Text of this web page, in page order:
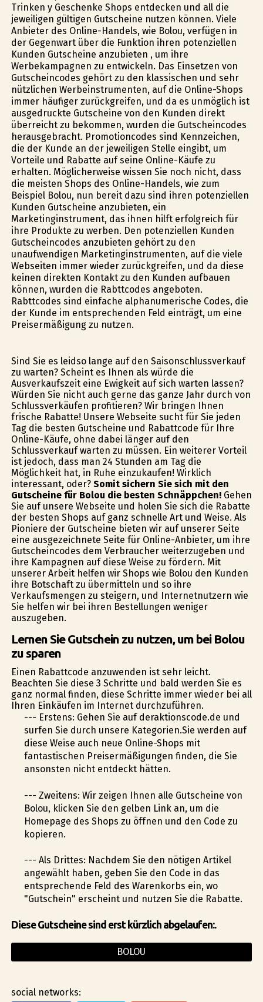
Trinken y Geschenke Shops entdecken und all die
jeweiligen gültigen Gutscheine nutzen können. Viele
Anbieter des Online-Handels, wie Bolou, verfügen in
der Gegenwart über die Funktion ihren potenziellen
Kunden Gutscheine anzubieten , um ihre
Werbekampagnen zu entwickeln. Das Einsetzen von
Gutscheincodes gehört zu den klassischen und sehr
nützlichen Werbeinstrumenten, auf die Online-Shops
immer häufiger zurückgreifen, und da es unmöglich ist
ausgedruckte Gutscheine von den Kunden direkt
überreicht zu bekommen, wurden die Gutscheincodes
herausgebracht. Promotioncodes sind Kennzeichen,
die der Kunde an der jeweiligen Stelle eingibt, um
Vorteile und Rabatte auf seine Online-Käufe zu
erhalten. Möglicherweise wissen Sie noch nicht, dass
die meisten Shops des Online-Handels, wie zum
Beispiel Bolou, nun bereit dazu sind ihren potenziellen
Kunden Gutscheine anzubieten, ein
Marketinginstrument, das ihnen hilft erfolgreich für
ihre Produkte zu werben. Den potenziellen Kunden
Gutscheincodes anzubieten gehört zu den
unaufwendigen Marketinginstrumenten, auf die viele
Webseiten immer wieder zurückgreifen, und da diese
keinen direkten Kontakt zu den Kunden aufbauen
können, wurden die Rabttcodes angeboten.
Rabttcodes sind einfache alphanumerische Codes, die
der Kunde im entsprechenden Feld einträgt, um eine
Preisermäßigung zu nutzen.
Sind Sie es leidso lange auf den Saisonschlussverkauf
zu warten? Scheint es Ihnen als würde die
Ausverkaufszeit eine Ewigkeit auf sich warten lassen?
Würden Sie nicht auch gerne das ganze Jahr durch von
Schlussverkäufen profitieren? Wir bringen Ihnen
frische Rabatte! Unsere Webseite sucht für Sie jeden
Tag die besten Gutscheine und Rabattcode für Ihre
Online-Käufe, ohne dabei länger auf den
Schlussverkauf warten zu müssen. Ein weiterer Vorteil
ist jedoch, dass man 24 Stunden am Tag die
Möglichkeit hat, in Ruhe einzukaufen! Wirklich
interessant, oder? Somit sichern Sie sich mit den
Gutscheine für Bolou die besten Schnäppchen!Gehen
Sie auf unsere Webseite und holen Sie sich die Rabatte
der besten Shops auf ganz schnelle Art und Weise. Als
Pioniere der Gutscheine bieten wir auf unserer Seite
eine ausgezeichnete Seite für Online-Anbieter, um ihre
Gutscheincodes dem Verbraucher weiterzugeben und
ihre Kampagnen auf diese Weise zu fördern. Mit
unserer Arbeit helfen wir Shops wie Bolou den Kunden
ihre Botschaft zu übermitteln und so ihre
Verkaufsmengen zu steigern, und Internetnutzern wie
Sie helfen wir bei ihren Bestellungen weniger
auszugeben.
Lernen Sie Gutschein zu nutzen, um bei Bolou
zu sparen
Einen Rabattcode anzuwenden ist sehr leicht.
Beachten Sie diese 3 Schritte und bald werden Sie es
ganz normal finden, diese Schritte immer wieder bei all
Ihren Einkäufen im Internet durchzuführen.
--- Erstens: Gehen Sie auf deraktionscode.de und
surfen Sie durch unsere Kategorien.Sie werden auf
diese Weise auch neue Online-Shops mit
fantastischen Preisermäßigungen finden, die Sie
ansonsten nicht entdeckt hätten.
--- Zweitens: Wir zeigen Ihnen alle Gutscheine von
Bolou, klicken Sie den gelben Link an, um die
Homepage des Shops zu öffnen und den Code zu
kopieren.
--- Als Drittes: Nachdem Sie den nötigen Artikel
angewählt haben, geben Sie den Code in das
entsprechende Feld des Warenkorbs ein, wo
"Gutschein" erscheint und nutzen Sie die Rabatte.
Diese Gutscheine sind erst kürzlich abgelaufen:.
BOLOU
social networks: